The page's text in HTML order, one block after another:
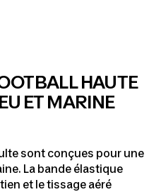
HAUTE
ET MARINE
sont conçues pour une
La bande élastique
et le tissage aéré